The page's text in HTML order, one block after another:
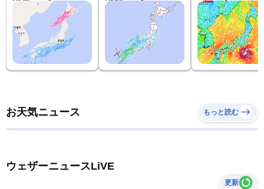
お天気ニュース もっと読む
ウェザーニュースLiVE
更新